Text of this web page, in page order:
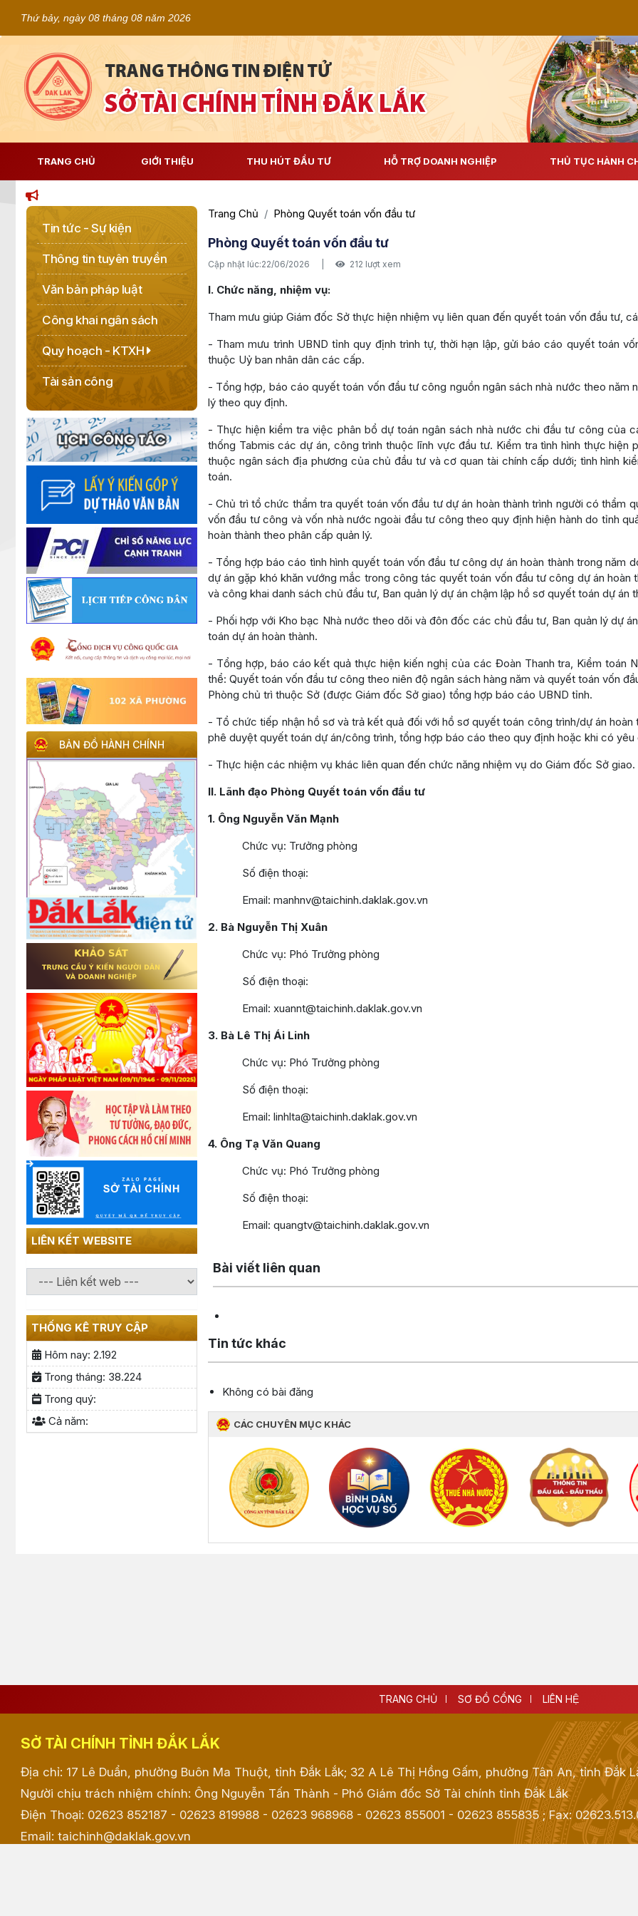
Thứ bảy, ngày 08 tháng 08 năm 2026
TRANG CHỦ GIỚI THIỆU THU HÚT ĐẦU TƯ HỖ TRỢ DOANH NGHIỆP THỦ TỤC HÀNH
Tin tức - Sự kiện
Thông tin tuyên truyền
Văn bản pháp luật
Công khai ngân sách
Quy hoạch - KTXH
Tài sản công
BẢN ĐỒ HÀNH CHÍNH
LIÊN KẾT WEBSITE
THỐNG KÊ TRUY CẬP
Hôm nay: 2.192
Trong tháng: 38.224
Trong quý:
Cả năm:
Trang Chủ Phòng Quyết toán vốn đầu tư
Phòng Quyết toán vốn đầu tư
Cập nhật lúc:22/06/2026 212 lượt xem
I. Chức năng, nhiệm vụ:
Tham mưu giúp Giám đốc Sở thực hiện nhiệm vụ liên quan đến quyết toán vốn đầu tư,
- Tham mưu trình UBND tỉnh quy định trình tự, thời hạn lập, gửi báo cáo quyết toán
thuộc Uỷ ban nhân dân các cấp.
- Tổng hợp, báo cáo quyết toán vốn đầu tư công nguồn ngân sách nhà nước theo
lý theo quy định.
- Thực hiện kiểm tra việc phân bổ dự toán ngân sách nhà nước chi đầu tư công của
thống Tabmis các dự án, công trình thuộc lĩnh vực đầu tư. Kiểm tra tình hình thực hiện
thuộc ngân sách địa phương của chủ đầu tư và cơ quan tài chính cấp dưới; tình hình
toán.
- Chủ trì tổ chức thẩm tra quyết toán vốn đầu tư dự án hoàn thành trình người có thẩm
vốn đầu tư công và vốn nhà nước ngoài đầu tư công theo quy định hiện hành do tỉnh
hoàn thành theo phân cấp quản lý.
- Tổng hợp báo cáo tình hình quyết toán vốn đầu tư công dự án hoàn thành trong năm
dự án gặp khó khăn vướng mắc trong công tác quyết toán vốn đầu tư công dự án hoàn
và công khai danh sách chủ đầu tư, Ban quản lý dự án chậm lập hồ sơ quyết toán dự án
- Phối hợp với Kho bạc Nhà nước theo dõi và đôn đốc các chủ đầu tư, Ban quản lý dự
toán dự án hoàn thành.
- Tổng hợp, báo cáo kết quả thực hiện kiến nghị của các Đoàn Thanh tra, Kiểm toán
thể: Quyết toán vốn đầu tư công theo niên độ ngân sách hàng năm và quyết toán vốn
Phòng chủ trì thuộc Sở (được Giám đốc Sở giao) tổng hợp báo cáo UBND tỉnh.
- Tổ chức tiếp nhận hồ sơ và trả kết quả đối với hồ sơ quyết toán công trình/dự án
phê duyệt quyết toán dự án/công trình, tổng hợp báo cáo theo quy định hoặc khi có yêu
- Thực hiện các nhiệm vụ khác liên quan đến chức năng nhiệm vụ do Giám đốc Sở giao.
II. Lãnh đạo Phòng Quyết toán vốn đầu tư
1. Ông Nguyễn Văn Mạnh
Chức vụ: Trưởng phòng
Số điện thoại:
Email: manhnv@taichinh.daklak.gov.vn
2. Bà Nguyễn Thị Xuân
Chức vụ: Phó Trưởng phòng
Số điện thoại:
Email: xuannt@taichinh.daklak.gov.vn
3. Bà Lê Thị Ái Linh
Chức vụ: Phó Trưởng phòng
Số điện thoại:
Email: linhlta@taichinh.daklak.gov.vn
4. Ông Tạ Văn Quang
Chức vụ: Phó Trưởng phòng
Số điện thoại:
Email: quangtv@taichinh.daklak.gov.vn
Bài viết liên quan
Tin tức khác
Không có bài đăng
CÁC CHUYÊN MỤC KHÁC
TRANG CHỦ SƠ ĐỒ CỔNG LIÊN HỆ
SỞ TÀI CHÍNH TỈNH ĐẮK LẮK
Địa chỉ: 17 Lê Duẩn, phường Buôn Ma Thuột, tỉnh Đắk Lắk; 32 A Lê Thị Hồng Gấm, phường Tân An, tỉnh Đắk
Người chịu trách nhiệm chính: Ông Nguyễn Tấn Thành - Phó Giám đốc Sở Tài chính tỉnh Đắk Lắk
Điện Thoại: 02623 852187 - 02623 819988 - 02623 968968 - 02623 855001 - 02623 855835; Fax:
Email: taichinh@daklak.gov.vn